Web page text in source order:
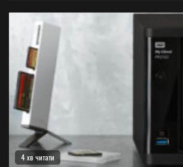
4 хв читати